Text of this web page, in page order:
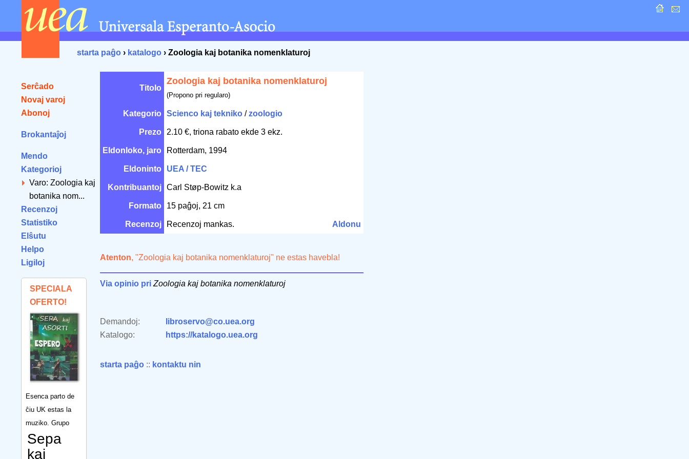
starta paĝo › katalogo › Zoologia kaj botanika nomenklaturoj
Serĉado
Novaj varoj
Abonoj
Brokantaĵoj
Mendo
Kategorioj
Varo: Zoologia kaj
botanika nom...
Recenzoj
Statistiko
Elŝutu
Helpo
Ligiloj
SPECIALA
OFERTO!
Esenca parto de
ĉiu UK estas la
muziko. Grupo
Sepa
kaj
Titolo
Zoologia kaj botanika nomenklaturoj
(Propono pri regularo)
Kategorio Scienco kaj tekniko /zoologio
Prezo 2.10 €, triona rabato ekde 3 ekz.
Eldonloko, jaro Rotterdam, 1994
Eldoninto UEA / TEC
Kontribuantoj Carl Støp-Bowitz k.a
Formato 15 paĝoj, 21 cm
Recenzoj Recenzoj mankas. Aldonu
Atenton, "Zoologia kaj botanika nomenklaturoj" ne estas havebla!
Via opinio pri Zoologia kaj botanika nomenklaturoj
Demandoj:
libroservo@co.uea.org
Katalogo:
https://katalogo.uea.org
starta paĝo :: kontaktu nin